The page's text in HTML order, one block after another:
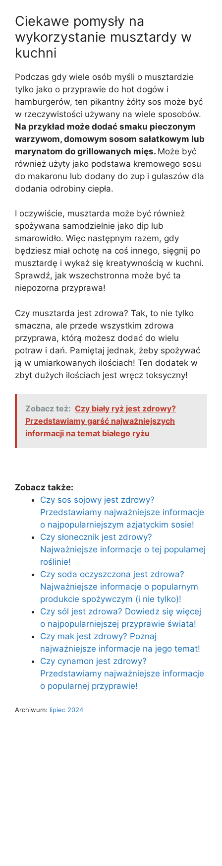
Ciekawe pomysły na
wykorzystanie musztardy w
kuchni
Podczas gdy wiele osób myśli o musztardzie
tylko jako o przyprawie do hot dogów i
hamburgerów, ten pikantny żółty sos może być
w rzeczywistości używany na wiele sposobów.
Na przykład może dodać smaku pieczonym
warzywom, domowym sosom sałatkowym lub
marynatom do grillowanych mięs. Może być
również użyty jako podstawa kremowego sosu
do makaronu lub dodany do zup i gulaszów dla
dodania odrobiny ciepła.
I oczywiście, musztarda może być również
spożywana samodzielnie jako dip lub
smarowidło. Więc następnym razem, gdy
będziesz miał ochotę na coś innego, sięgnij po
musztardę i wykaż się kreatywnością w kuchni.
Sprawdź, jak wszechstronna może być ta
niepozorna przyprawa!
Czy musztarda jest zdrowa? Tak, to nie tylko
smaczna, ale przede wszystkim zdrowa
przyprawa, którą możesz dodać do wielu
potraw i dań. Pamiętaj jednak, żeby spożywać
ją w umiarkowanych ilościach! Ten dodatek w
zbyt dużych ilościach jest wręcz toksyczny!
Zobacz też: Czy biały ryż jest zdrowy?
Przedstawiamy garść najważniejszych
informacji na temat białego ryżu
Zobacz także:
Czy sos sojowy jest zdrowy?
Przedstawiamy najważniejsze informacje
o najpopularniejszym azjatyckim sosie!
Czy słonecznik jest zdrowy?
Najważniejsze informacje o tej popularnej
roślinie!
Czy soda oczyszczona jest zdrowa?
Najważniejsze informacje o popularnym
produkcie spożywczym (i nie tylko)!
Czy sól jest zdrowa? Dowiedz się więcej
o najpopularniejszej przyprawie świata!
Czy mak jest zdrowy? Poznaj
najważniejsze informacje na jego temat!
Czy cynamon jest zdrowy?
Przedstawiamy najważniejsze informacje
o popularnej przyprawie!
Archiwum: lipiec 2024